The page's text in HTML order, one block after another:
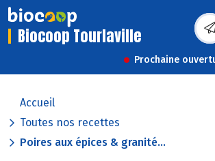
Biocoop Tourlaville
Prochaine
Accueil
Toutes nos recettes
Poires aux épices & granité...